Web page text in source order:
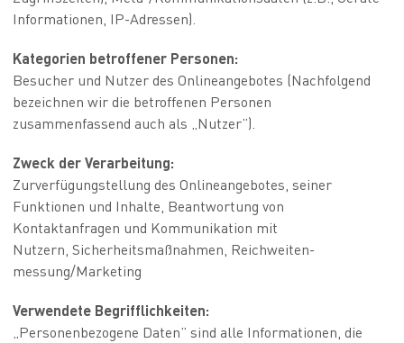
Informationen, IP-Adressen).
Kategorien betroffener Personen:
Besucher und Nutzer des Onlineangebotes (Nachfolgend
bezeichnen wir die betroffenen Personen
zusammenfassend auch als „Nutzer”).
Zweck der Verarbeitung:
Zurverfügungstellung des Onlineangebotes, seiner
Funktionen und Inhalte, Beantwortung von
Kontaktanfragen und Kommunikation mit
Nutzern, Sicherheitsmaßnahmen, Reich­weiten­
messung/Marketing
Verwendete Begrifflichkeiten:
„Personenbezogene Daten” sind alle Informationen, die